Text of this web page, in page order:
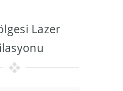
Lazer